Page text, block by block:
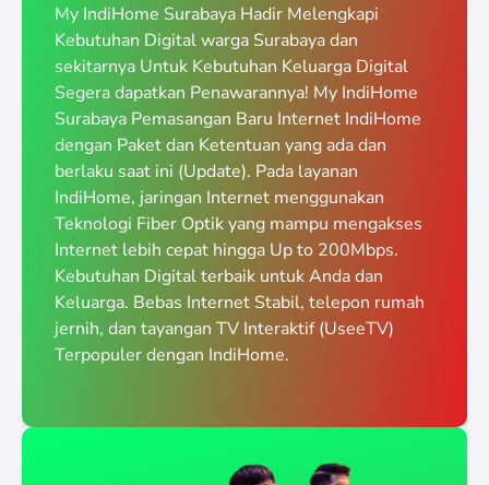
My IndiHome Surabaya Hadir Melengkapi
Kebutuhan Digital warga Surabaya dan
sekitarnya Untuk Kebutuhan Keluarga Digital
Segera dapatkan Penawarannya! My IndiHome
Surabaya Pemasangan Baru Internet IndiHome
dengan Paket dan Ketentuan yang ada dan
berlaku saat ini (Update). Pada layanan
IndiHome, jaringan Internet menggunakan
Teknologi Fiber Optik yang mampu mengakses
Internet lebih cepat hingga Up to 200Mbps.
Kebutuhan Digital terbaik untuk Anda dan
Keluarga. Bebas Internet Stabil, telepon rumah
jernih, dan tayangan TV Interaktif (UseeTV)
Terpopuler dengan IndiHome.